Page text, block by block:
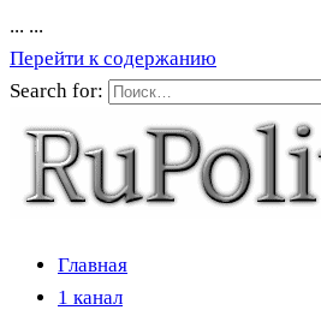
... ...
Перейти к содержанию
Search for:
Главная
1 канал